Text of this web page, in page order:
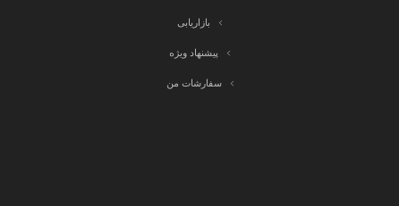
بازاریابی
پیشنهاد ویژه
سفارشات من